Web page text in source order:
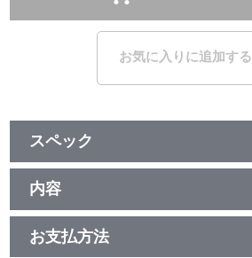
お気に入りに追加する
スペック
品番：TU-14001
ジャンル：クリアファイル
素材：PP
サイズ：A4
生産エリア：日本
内容
【使用上の注意】
●本来の用途以外で使用しないでください。
●火や熱源に近づけないでください。
お支払方法